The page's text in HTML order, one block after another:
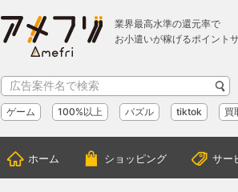
業界最高水準の還元率で
お小遣いが稼げるポイント
ゲーム 100%以上 パズル tiktok 買
ホーム ショッピング サー